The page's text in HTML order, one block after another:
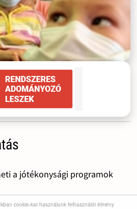
cookie-kat használunk felhasználói élmény
a jótékonysági programok